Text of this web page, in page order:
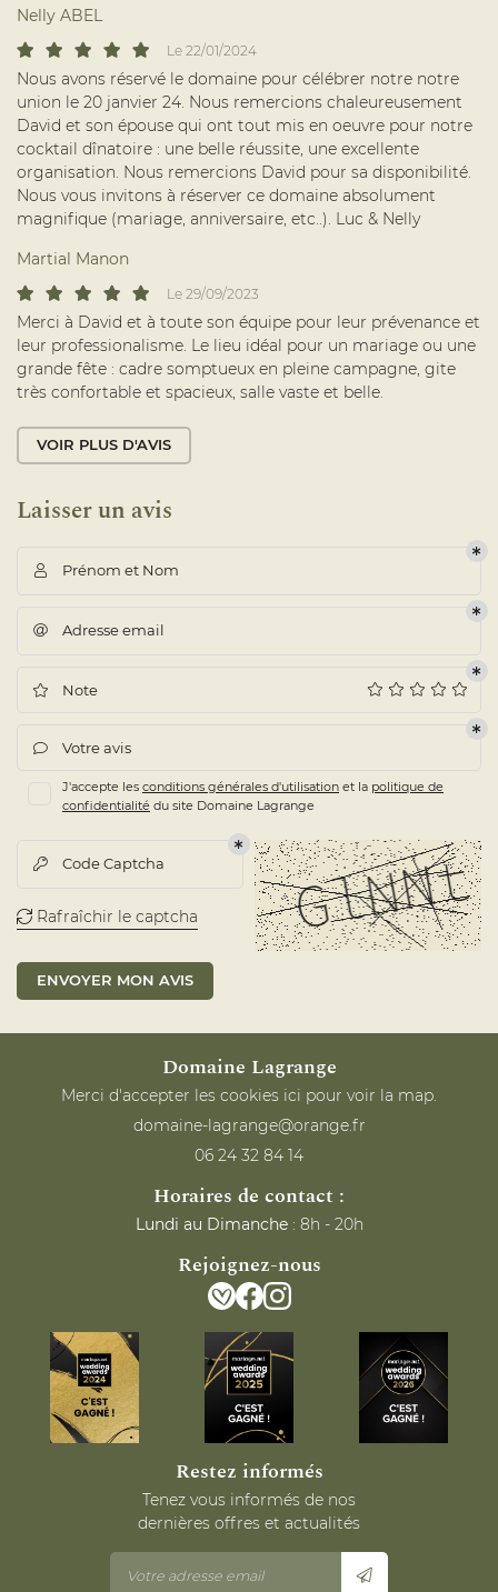
ACCUEIL
MARIAGE
PROFESSIONNELS
PRIVÉS
TRAITEUR
ACTUALITÉS
AVIS
CONTACT
Rejoignez-
Restez
Nelly ABEL
Le 22/01/2024
Nous avons réservé le domaine pour célébrer notre notre
union le 20 janvier 24. Nous remercions chaleureusement
David et son épouse qui ont tout mis en oeuvre pour notre
cocktail dînatoire : une belle réussite, une excellente
organisation. Nous remercions David pour sa disponibilité.
Nous vous invitons à réserver ce domaine absolument
magnifique (mariage, anniversaire, etc..). Luc & Nelly
Martial Manon
Le 29/09/2023
Merci à David et à toute son équipe pour leur prévenance et
leur professionalisme. Le lieu idéal pour un mariage ou une
grande fête : cadre somptueux en pleine campagne, gite
très confortable et spacieux, salle vaste et belle.
VOIR PLUS D'AVIS
Laisser un avis
 Prénom et Nom
 Adresse email
 Note
 Votre avis
J'accepte les conditions générales d'utilisation et la politique de
confidentialité du site Domaine Lagrange
 Code Captcha
 Rafraîchir le captcha
ENVOYER MON AVIS
Domaine Lagrange
Merci d'accepter les cookies ici pour voir la map.
06 24 32 84 14
Horaires de contact :
Lundi au Dimanche: 8h - 20h
Rejoignez-nous
Restez informés
Tenez vous informés de nos
dernières offres et actualités